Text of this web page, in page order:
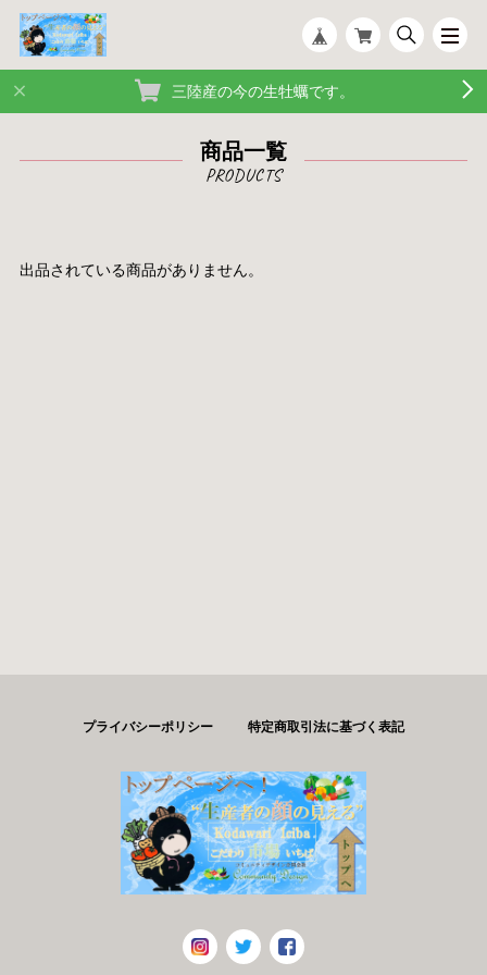
三陸産の今の生牡蠣です。
商品一覧
出品されている商品がありません。
プライバシーポリシー 特定商取引法に基づく表記